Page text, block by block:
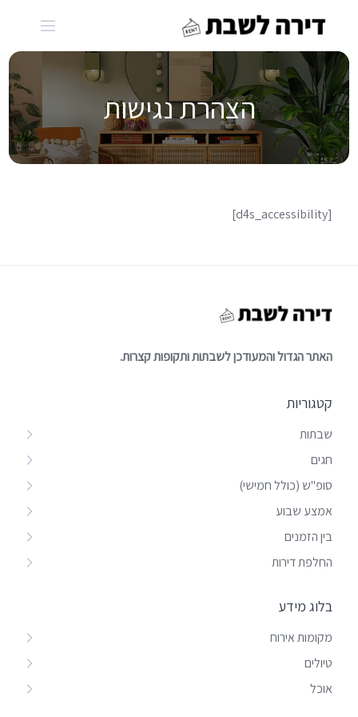
הצהרת נגישות
[d4s_accessibility]
האתר הגדול והמעודכן לשבתות ותקופות קצרות.
קטגוריות
שבתות
חגים
סופ"ש (כולל חמישי)
אמצע שבוע
בין הזמנים
החלפת דירות
בלוג מידע
מקומות אירוח
טיולים
אוכל